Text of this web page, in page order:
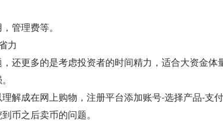
管理费等。
力
还更多的是考虑投资者的时间精力，适合大资金体
解成在网上购物，注册平台添加账号-选择产品-支
币之后卖币的问题。